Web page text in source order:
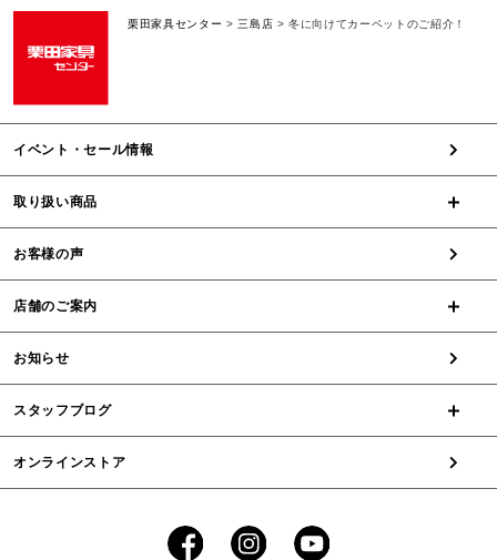
栗田家具センター >三島店 >冬に向けてカーペットのご紹介！
イベント・セール情報
取り扱い商品
お客様の声
店舗のご案内
お知らせ
スタッフブログ
オンラインストア